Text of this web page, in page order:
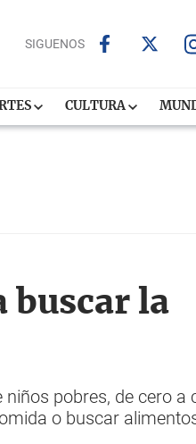
SIGUENOS
CULTURA
buscar la
pobres, de cero a
o buscar